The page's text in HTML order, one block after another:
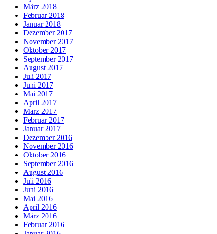
März 2018
Februar 2018
Januar 2018
Dezember 2017
November 2017
Oktober 2017
September 2017
August 2017
Juli 2017
Juni 2017
Mai 2017
April 2017
März 2017
Februar 2017
Januar 2017
Dezember 2016
November 2016
Oktober 2016
September 2016
August 2016
Juli 2016
Juni 2016
Mai 2016
April 2016
März 2016
Februar 2016